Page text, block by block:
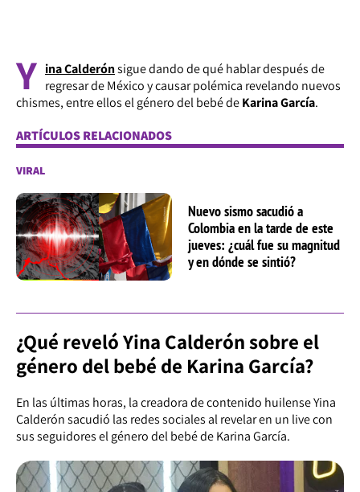
Y ina Calderónsigue dando de qué hablar después de
regresar de México y causar polémica revelando nuevos
chismes, entre ellos el género del bebé deKarina García.
ARTÍCULOS RELACIONADOS
VIRAL
Nuevo sismo sacudió a
Colombia en la tarde de este
jueves: ¿cuál fue su magnitud
y en dónde se sintió?
¿Qué reveló Yina Calderón sobre el
género del bebé de Karina García?
En las últimas horas, la creadora de contenido huilense Yina
Calderón sacudió las redes sociales al revelar en un live con
sus seguidores el género del bebé de Karina García.